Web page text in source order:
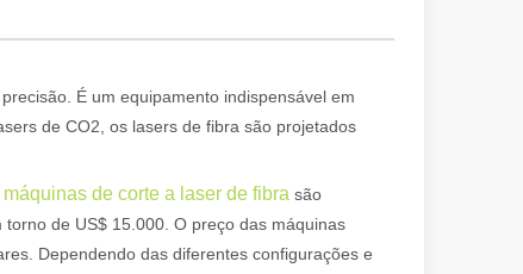
É um equipamento indispensável em
de CO2, os lasers de fibra são projetados
máquinas de corte a laser de fibra são
de US$ 15.000. O preço das máquinas
Dependendo das diferentes configurações e